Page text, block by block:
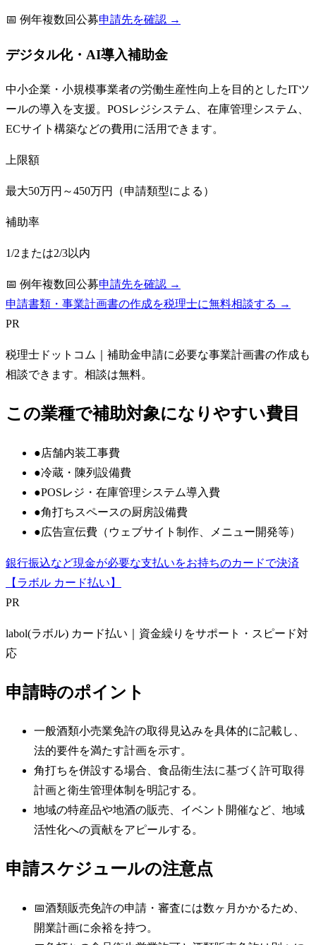
📅 例年複数回公募申請先を確認 →
デジタル化・AI導入補助金
中小企業・小規模事業者の労働生産性向上を目的としたITツ
ールの導入を支援。POSレジシステム、在庫管理システム、
ECサイト構築などの費用に活用できます。
上限額
最大50万円～450万円（申請類型による）
補助率
1/2または2/3以内
📅 例年複数回公募申請先を確認 →
申請書類・事業計画書の作成を税理士に無料相談する →
PR
税理士ドットコム
｜補助金申請に必要な事業計画書の作成も
相談できます。相談は無料。
この業種で補助対象になりやすい費目
●店舗内装工事費
●冷蔵・陳列設備費
●POSレジ・在庫管理システム導入費
●角打ちスペースの厨房設備費
●広告宣伝費（ウェブサイト制作、メニュー開発等）
銀行振込など現金が必要な支払いをお持ちのカードで決済
【ラボル カード払い】
PR
labol(ラボル) カード払い｜資金繰りをサポート・スピード対
応
申請時のポイント
一般酒類小売業免許の取得見込みを具体的に記載し、
法的要件を満たす計画を示す。
角打ちを併設する場合、食品衛生法に基づく許可取得
計画と衛生管理体制を明記する。
地域の特産品や地酒の販売、イベント開催など、地域
活性化への貢献をアピールする。
申請スケジュールの注意点
📅酒類販売免許の申請・審査には数ヶ月かかるため、
開業計画に余裕を持つ。